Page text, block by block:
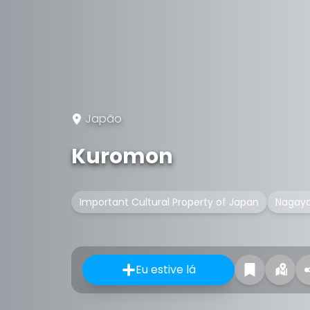
Japão
Kuromon
Important Cultural Property of Japan
Eu estive lá